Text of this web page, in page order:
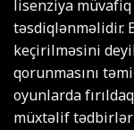
lisenziya
təsdiqlənməlidir.
keçirilməsini
qorunmasını
oyunlarda
müxtəlif